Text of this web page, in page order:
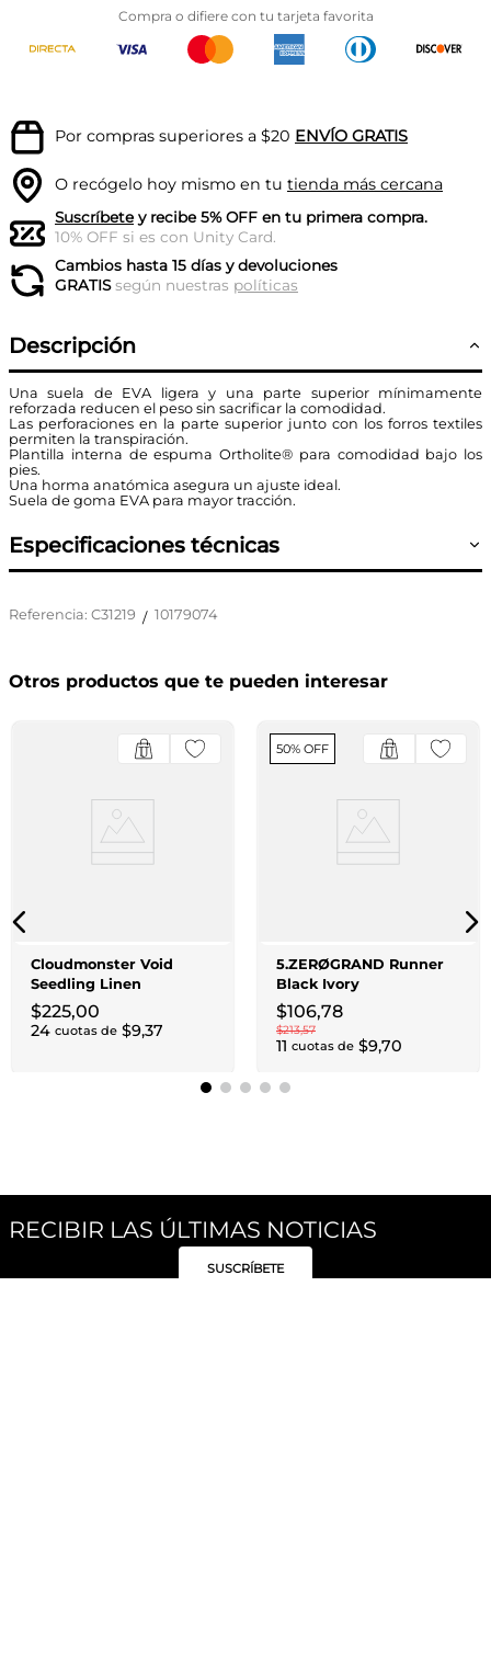
Compra o difiere con tu tarjeta favorita
Por compras superiores a $20 ENVÍO GRATIS
O recógelo hoy mismo en tu tienda más cercana
Suscríbetey recibe 5% OFF en tu primera compra.
10% OFF si es con Unity Card.
Cambios hasta 15 días y devoluciones
GRATISsegún nuestras políticas
Descripción
Una suela de EVA ligera y una parte superior mínimamente
reforzada reducen el peso sin sacrificar la comodidad.
Las perforaciones en la parte superior junto con los forros textiles
permiten la transpiración.
Plantilla interna de espuma Ortholite® para comodidad bajo los
pies.
Una horma anatómica asegura un ajuste ideal.
Suela de goma EVA para mayor tracción.
Especificaciones técnicas
Referencia: C31219 / 10179074
Otros productos que te pueden interesar
Cloudmonster Void
Seedling Linen
$225,00
24 cuotas de $9,37
50% OFF
5.ZERØGRAND Runner
Black Ivory
$106,78
$213,57
11 cuotas de $9,70
RECIBIR LAS ÚLTIMAS NOTICIAS
SUSCRÍBETE